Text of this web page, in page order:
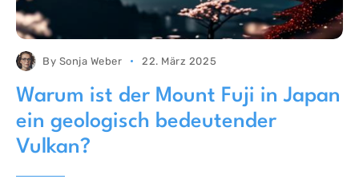
By Sonja Weber 22. März 2025
Warum ist der Mount Fuji in Japan
ein geologisch bedeutender
Vulkan?